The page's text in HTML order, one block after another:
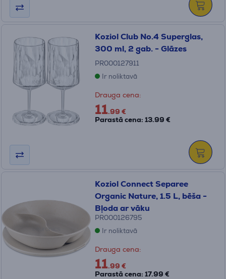
Koziol Club No.4 Superglas,
300 ml, 2 gab. - Glāzes
PR000127911
Ir noliktavā
Drauga cena:
11.99 €
Parastā cena: 13.99 €
Koziol Connect Separee
Organic Nature, 1.5 L, bēša -
Bļoda ar vāku
PR000126795
Ir noliktavā
Drauga cena:
11.99 €
Parastā cena: 17.99 €